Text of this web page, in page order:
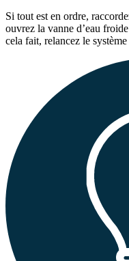
Si tout est en ordre,
ouvrez la vanne d’eau
cela fait, relancez le